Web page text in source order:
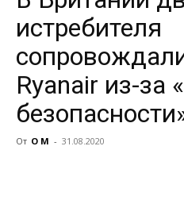
истребителя
Ryanair из-за
От О М - 31.08.2020